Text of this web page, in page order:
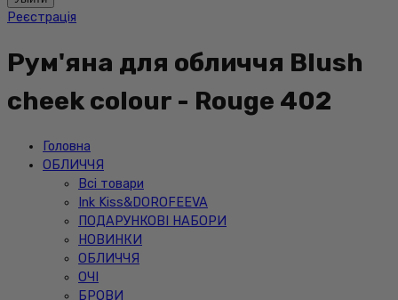
Реєстрація
Рум'яна для обличчя Blush
cheek colour - Rouge 402
Головна
ОБЛИЧЧЯ
Всі товари
Ink Kiss&DOROFEEVA
ПОДАРУНКОВІ НАБОРИ
НОВИНКИ
ОБЛИЧЧЯ
ОЧІ
БРОВИ